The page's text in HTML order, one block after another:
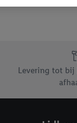
Levering tot
en
het gebruik
alle verwerkingen